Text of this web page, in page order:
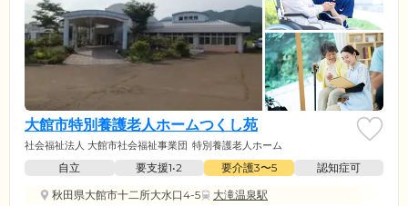
大館市特別養護老人ホームつくし苑
社会福祉法人 大館市社会福祉事業団 特別養護老人ホーム
自立 要支援1•2 要介護3〜5
認知症可
秋田県大館市十二所大水口4-5
大滝温泉駅